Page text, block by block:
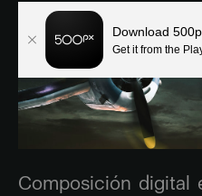
Composición digital